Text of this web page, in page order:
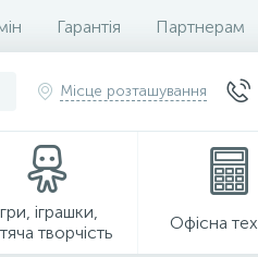
Гарантія Партнерам
Місце розташування
іграшки,
творчість
Офісна